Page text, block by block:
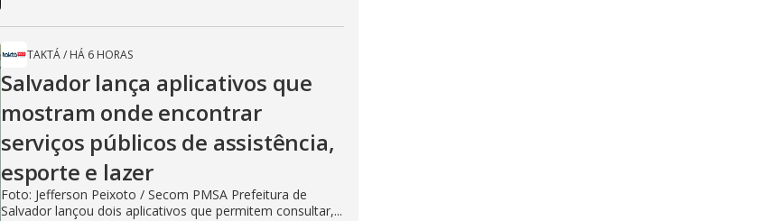
TAKTÁ/ HÁ 6 HORAS
Salvador lança aplicativos que
mostram onde encontrar
serviços públicos de assistência,
esporte e lazer
Foto: Jefferson Peixoto / Secom PMSA Prefeitura de
Salvador lançou dois aplicativos que permitem consultar,...